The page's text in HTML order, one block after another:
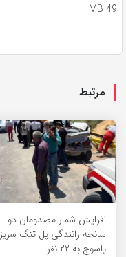
49 MB
مرتبط
افزایش شمار مصدومان دو
سانحه رانندگی پل تنگ سریز
یاسوج به ۲۲ نفر